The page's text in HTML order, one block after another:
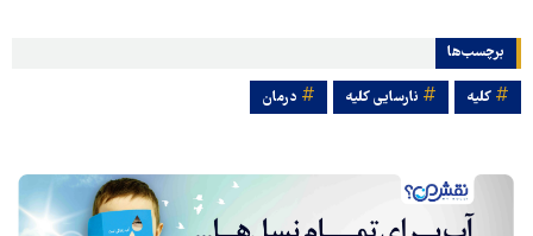
برچسب‌ها
کلیه نارسایی کلیه درمان